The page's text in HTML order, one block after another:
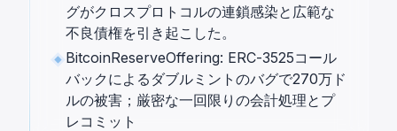
グがクロスプロトコルの連鎖感染と広範な
不良債権を引き起こした。
BitcoinReserveOffering: ERC-3525コール
バックによるダブルミントのバグで270万ド
ルの被害；厳密な一回限りの会計処理とプ
レコミット